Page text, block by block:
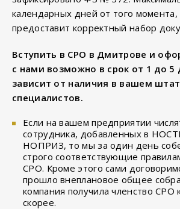
календарных дней от того момента,
предоставит корректный набор
Вступить в СРО в Дмитрове и
с нами возможно в срок от 1 до 5
зависит от наличия в вашем
специалистов.
Если на вашем предприятии
сотрудника, добавленных в
НОПРИЗ, то мы за один день
строго соответствующие
СРО. Кроме этого сами
прошло внеплановое общее
компания получила членство СРО
скорее.